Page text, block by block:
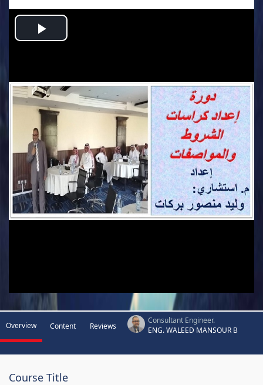
Play
Overview Content Reviews
Consultant Engineer.
ENG. WALEED MANSOUR B
Course Title